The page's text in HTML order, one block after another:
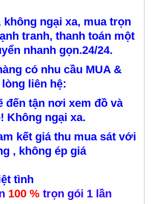
ngại xa, mua trọn
tranh, thanh toán một
nhanh gọn.24/24.
có nhu cầu MUA &
liên hệ:
đến tận nơi xem đồ và
Không ngại xa.
kết giá thu mua sát với
, không ép giá
tình
100 % trọn gói 1 lần